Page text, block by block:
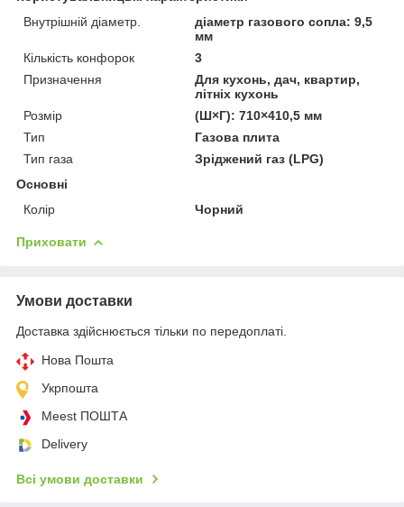
Внутрішній діаметр.
діаметр газового сопла: 9,5
мм
Кількість конфорок
3
Призначення
Для кухонь, дач, квартир,
літніх кухонь
Розмір
(Ш×Г): 710×410,5 мм
Тип
Газова плита
Тип газа
Зріджений газ (LPG)
Основні
Колір
Чорний
Приховати
Умови доставки
Доставка здійснюється тільки по передоплаті.
Нова Пошта
Укрпошта
Meest ПОШТА
Delivery
Всі умови доставки